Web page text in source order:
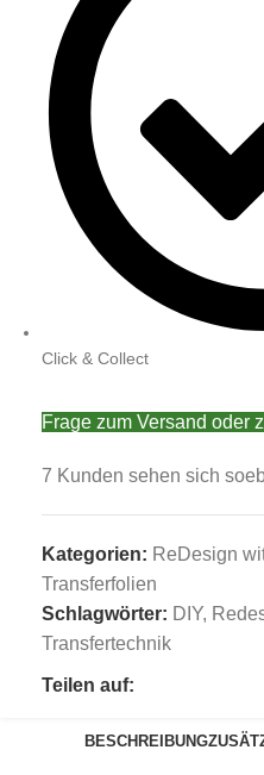
Click & Collect
Frage zum Versand oder
7 Kunden sehen sich
Kategorien: ReDesign
Transferfolien
Schlagwörter: DIY,
Transfertechnik
Teilen auf:
BESCHREIBUNG